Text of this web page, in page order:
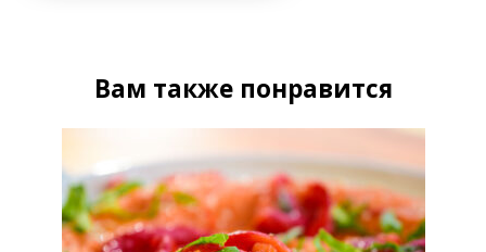
Вам также понравится